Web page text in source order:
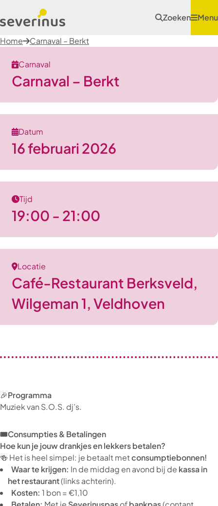
Zoeken Menu
Home Carnaval – Berkt
Carnaval
Carnaval – Berkt
Datum
16 februari 2026
Tijd
19:00 - 21:00
Locatie
Café-Restaurant Berksveld,
Wilgeman 1, Veldhoven
🎉Programma
Muziek van S.O.S. dj’s.
🎟️Consumpties & Betalingen
Hoe kun je jouw drankjes en lekkers betalen?
🍻 Het is heel simpel: je betaalt metconsumptiebonnen!
Waar te krijgen: In de middag en avond bij de kassa in
het restaurant(links achterin).
Kosten: 1 bon = €1,10